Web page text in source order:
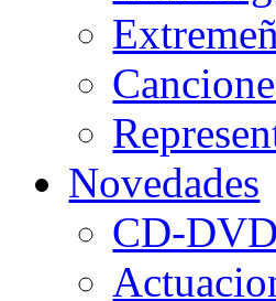
Novedades
CD-